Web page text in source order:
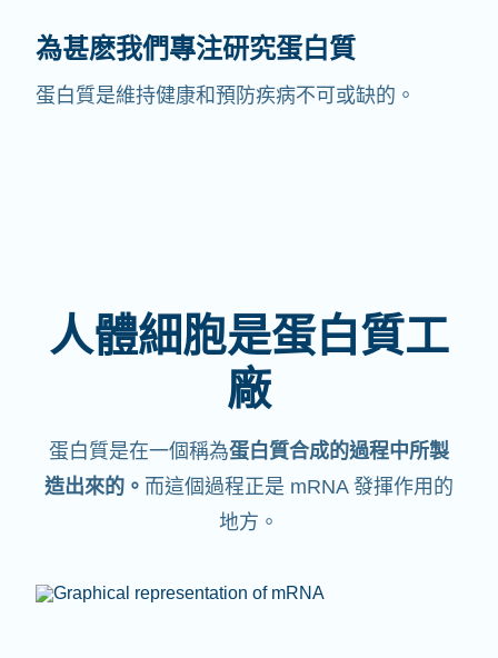
為甚麽我們專注研究蛋白質
蛋白質是維持健康和預防疾病不可或缺的。
人體細胞是蛋白質工
廠
蛋白質是在一個稱為蛋白質合成的過程中所製
造出來的。 而這個過程正是 mRNA 發揮作用的
地方。